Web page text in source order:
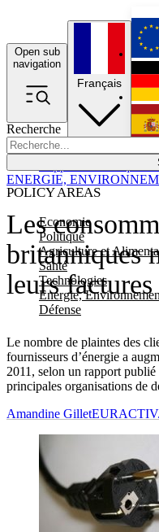
Open sub
navigation
Recherche
POLICY AREAS
Economie
Politique
Agriculture et
Santé
Technologies
Energie,
Défense
Français
Les
britanniques
leurs
Le nombre de plaintes des
fournisseurs d’énergie a
2011, selon un rapport
principales organisations de
ENERGIE,
Amandine Gillet